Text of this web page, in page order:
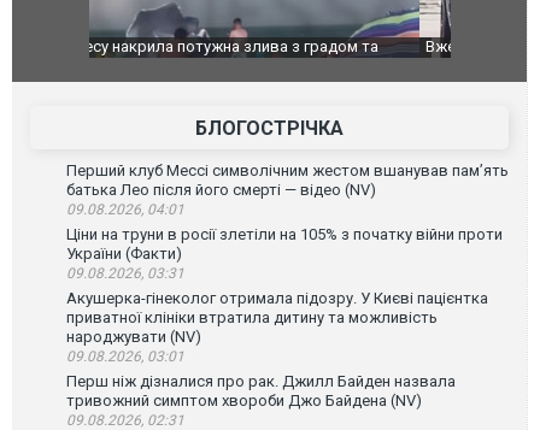
Вже вивели на тести: Ferrari готує оновлення
позашляховика Purosangue. ВІДЕО
Вийшов
фільму
БЛОГОСТРІЧКА
Перший клуб Мессі символічним жестом вшанував пам’ять
батька Лео після його смерті — відео (NV)
09.08.2026, 04:01
Ціни на труни в росії злетіли на 105% з початку війни проти
України (Факти)
09.08.2026, 03:31
Акушерка-гінеколог отримала підозру. У Києві пацієнтка
приватної клініки втратила дитину та можливість
народжувати (NV)
09.08.2026, 03:01
Перш ніж дізналися про рак. Джилл Байден назвала
тривожний симптом хвороби Джо Байдена (NV)
09.08.2026, 02:31